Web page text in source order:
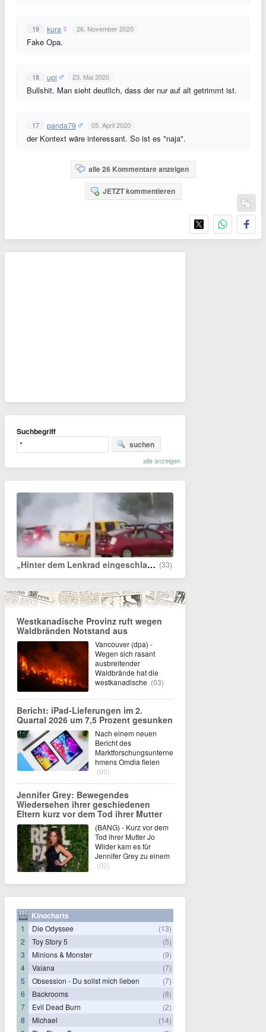
19 kura 26. November 2020
Fake Opa.
18 upi 23. Mai 2020
Bullshit. Man sieht deutlich, dass der nur auf alt getrimmt ist.
17 panda79 05. April 2020
der Kontext wäre interessant. So ist es "naja".
alle 26 Kommentare anzeigen
JETZT kommentieren
Suchbegriff
suchen
alle anzeigen
„Hinter dem Lenkrad eingeschlafen“ (33)
Westkanadische Provinz ruft wegen
Waldbränden Notstand aus
Vancouver (dpa) -
Wegen sich rasant
ausbreitender
Waldbrände hat die
westkanadische (03)
Bericht: iPad-Lieferungen im 2.
Quartal 2026 um 7,5 Prozent gesunken
Nach einem neuen
Bericht des
Marktforschungsunterne
hmens Omdia fielen
(00)
Jennifer Grey: Bewegendes
Wiedersehen ihrer geschiedenen
Eltern kurz vor dem Tod ihrer Mutter
(BANG) - Kurz vor dem
Tod ihrer Mutter Jo
Wilder kam es für
Jennifer Grey zu einem
(00)
Kinocharts
1 Die Odyssee
(13)
2
Toy Story 5
(5)
3
Minions & Monster
(9)
4
Vaiana
(7)
5
Obsession - Du sollst mich lieben
(7)
6
Backrooms
(8)
7
Evil Dead Burn
(2)
8
Michael
(14)